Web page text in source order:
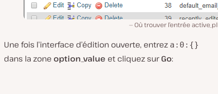
Où trouver l’entrée
Une fois l’interface d’édition ouverte, entrez a:0:{}
dans la zone option_value et cliquez surGo: